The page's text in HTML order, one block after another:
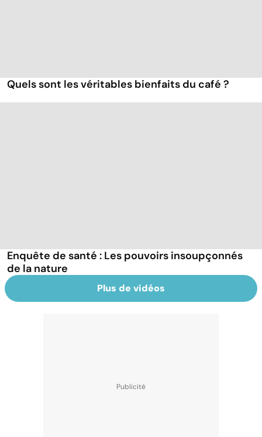
Quels sont les véritables bienfaits du café ?
Enquête de santé : Les pouvoirs insoupçonnés
de la nature
Plus de vidéos